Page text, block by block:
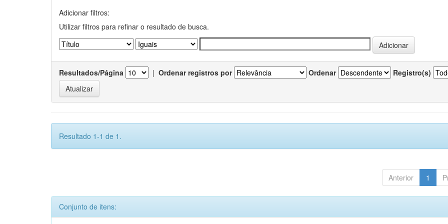
Adicionar filtros:
Utilizar filtros para refinar o resultado de busca.
Resultados/Página | Ordenar registros por Ordenar Registro(s)
Resultado 1-1 de 1.
Anterior 1
Conjunto de itens: